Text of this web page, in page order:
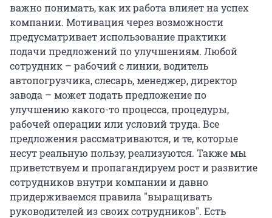
важно понимать, как их работа влияет на успех
компании. Мотивация через возможности
предусматривает использование практики
подачи предложений по улучшениям. Любой
сотрудник – рабочий с линии, водитель
автопогрузчика, слесарь, менеджер, директор
завода – может подать предложение по
улучшению какого-то процесса, процедуры,
рабочей операции или условий труда. Все
предложения рассматриваются, и те, которые
несут реальную пользу, реализуются. Также мы
приветствуем и пропагандируем рост и развитие
сотрудников внутри компании и давно
придерживаемся правила "выращивать
руководителей из своих сотрудников". Есть